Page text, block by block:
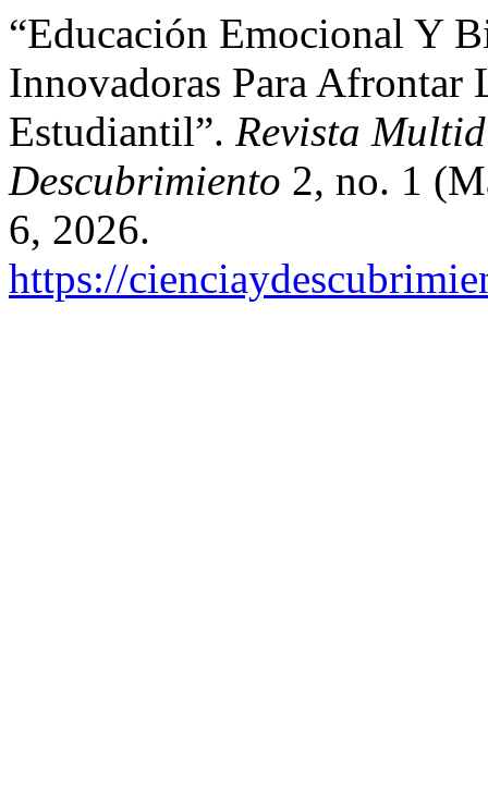
“Educación Emocional Y
Innovadoras Para Afrontar
Estudiantil”. Revista
Descubrimiento 2, no. 1
6, 2026.
https://